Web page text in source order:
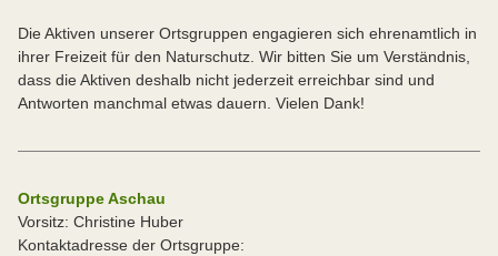
Die Aktiven unserer Ortsgruppen engagieren sich ehrenamtlich in
ihrer Freizeit für den Naturschutz. Wir bitten Sie um Verständnis,
dass die Aktiven deshalb nicht jederzeit erreichbar sind und
Antworten manchmal etwas dauern. Vielen Dank!
Ortsgruppe Aschau
Vorsitz: Christine Huber
Kontaktadresse der Ortsgruppe: